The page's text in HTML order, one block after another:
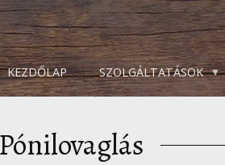
KEZDŐLAP SZOLGÁLTATÁSOK
Pónilovaglás